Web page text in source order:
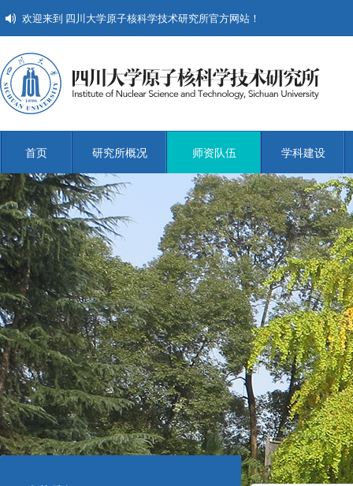
欢迎来到 四川大学原子核科学技术研究所官方网站！
首页 研究所概况 师资队伍 学科建设